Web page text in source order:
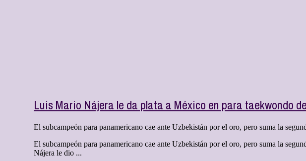
Luis Mario Nájera le da plata a México en para taekwondo
El subcampeón para panamericano cae ante Uzbekistán por el oro, pero suma la
El subcampeón para panamericano cae ante Uzbekistán por el oro, pero suma la
Nájera le dio ...